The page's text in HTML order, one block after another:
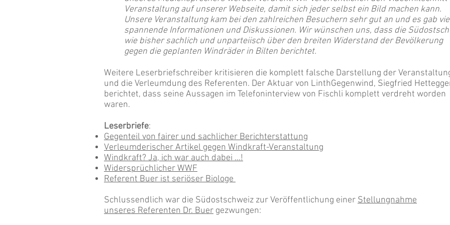
Veranstaltung auf unserer Webseite, damit sich jeder selbst ein Bild machen kann.
Unsere Veranstaltung kam bei den zahlreichen Besuchern sehr gut an und es gab
spannende Informationen und Diskussionen. Wir wünschen uns, dass die
wie bisher sachlich und unparteiisch über den breiten Widerstand der Bevölkerung
gegen die geplanten Windräder in Bilten berichtet.
Weitere Leserbriefschreiber kritisieren die komplett falsche Darstellung der
und die Verleumdung des Referenten. Der Aktuar von LinthGegenwind, Siegfried
berichtet, dass seine Aussagen im Telefoninterview von Fischli komplett verdreht worden
waren.
Leserbriefe:
Gegenteil von fairer und sachlicher Berichterstattung
Verleumderischer Artikel gegen Windkraft-Veranstaltung
Windkraft? Ja, ich war auch dabei ...!
Widersprüchlicher WWF
Referent Buer ist seriöser Biologe
Schlussendlich war die Südostschweiz zur Veröffentlichung einer Stellungnahme
unseres Referenten Dr. Buer gezwungen: